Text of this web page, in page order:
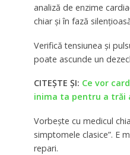
analiză de enzime
chiar și în fază
Verifică tensiunea și
poate ascunde un
CITEȘTE ȘI: Ce vor
inima ta pentru a trăi
Vorbește cu medicul
simptomele clasice”. E
repari.